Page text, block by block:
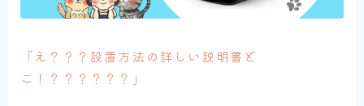
「え？？？設置方法の詳しい説明書ど
こ！？？？？？？」